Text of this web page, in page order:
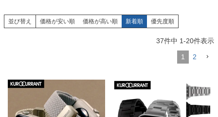
並び替え 価格が安い順 価格が高い順 新着順 優先度順
37件中 1-20件表示
1 2